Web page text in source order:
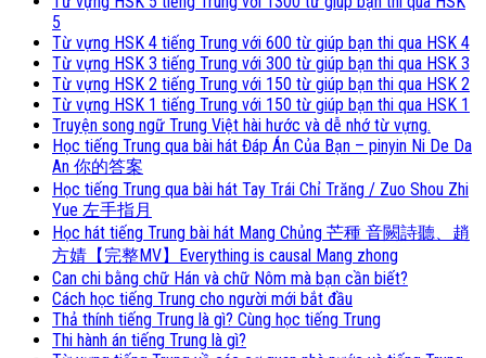
5
Từ vựng HSK 4 tiếng Trung với 600 từ giúp bạn thi qua HSK 4
Từ vựng HSK 3 tiếng Trung với 300 từ giúp bạn thi qua HSK 3
Từ vựng HSK 2 tiếng Trung với 150 từ giúp bạn thi qua HSK 2
Từ vựng HSK 1 tiếng Trung với 150 từ giúp bạn thi qua HSK 1
Truyện song ngữ Trung Việt hài hước và dễ nhớ từ vựng.
Học tiếng Trung qua bài hát Đáp Án Của Bạn – pinyin Ni De Da
An 你的答案
Học tiếng Trung qua bài hát Tay Trái Chỉ Trăng / Zuo Shou Zhi
Yue 左手指月
Học hát tiếng Trung bài hát Mang Chủng 芒種 音闕詩聽、趙
方婧【完整MV】Everything is causal Mang zhong
Can chi bằng chữ Hán và chữ Nôm mà bạn cần biết?
Cách học tiếng Trung cho người mới bắt đầu
Thả thính tiếng Trung là gì? Cùng học tiếng Trung
Thi hành án tiếng Trung là gì?